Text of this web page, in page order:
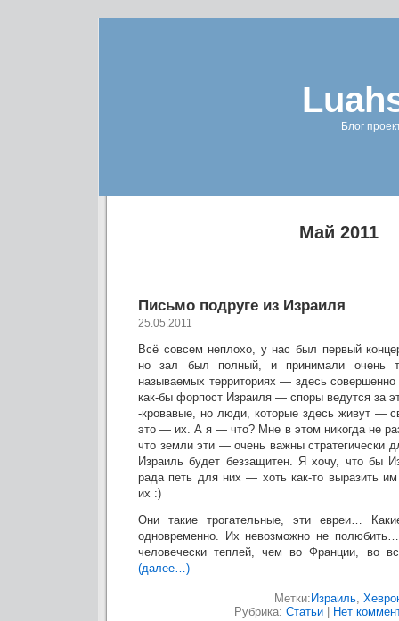
Блог
Май 2011
Письмо подруге из Израиля
25.05.2011
Всё совсем неплохо, у нас был первый
но зал был полный, и принимали очень
называемых территориях — здесь
как-бы форпост Израиля — споры ведутся за
-кровавые, но люди, которые здесь живут —
это — их. А я — что? Мне в этом никогда не
что земли эти — очень важны стратегически
Израиль будет беззащитен. Я хочу, что
рада петь для них — хоть как-то выразить
их :)
Они такие трогательные, эти евреи…
одновременно. Их невозможно не
человечески теплей, чем во Франции, во
(далее…)
Метки: Израиль,
Рубрика: Статьи Нет